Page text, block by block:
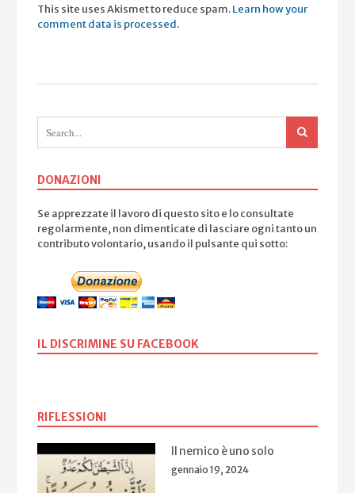
This site uses Akismet to reduce spam.Learn how your
comment data is processed.
DONAZIONI
Se apprezzate il lavoro di questo sito e lo consultate
regolarmente, non dimenticate di lasciare ogni tanto un
contributo volontario, usando il pulsante qui sotto:
IL DISCRIMINE SU FACEBOOK
RIFLESSIONI
Il nemico è uno solo
gennaio 19, 2024